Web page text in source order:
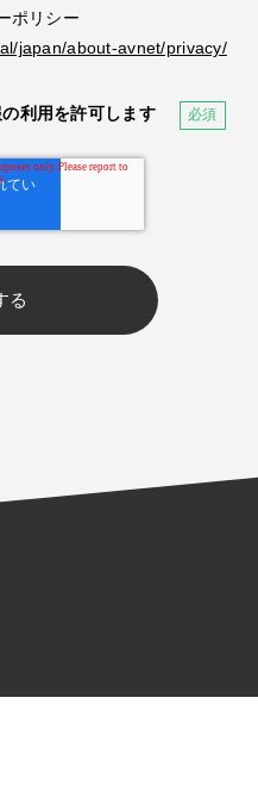
ポリシー
japan/about-avnet/privacy/
利用を許可します